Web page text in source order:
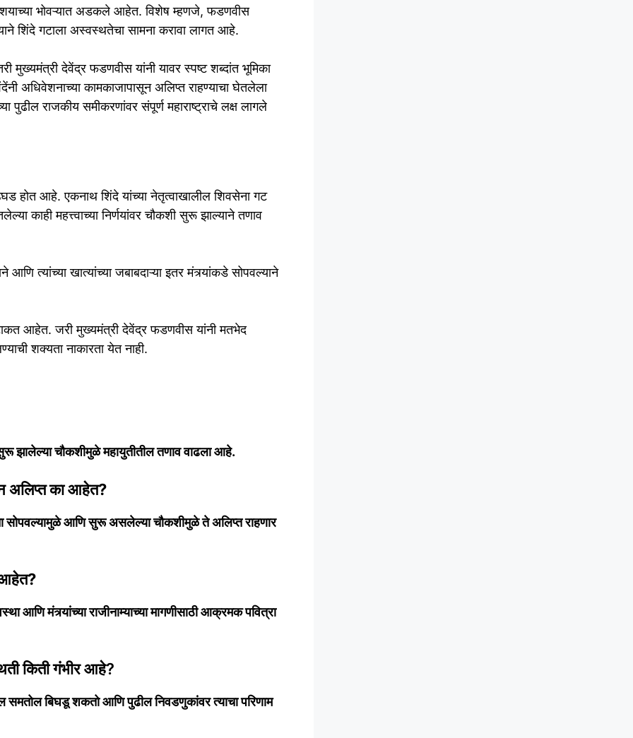
भोवऱ्यात अडकले आहेत. विशेष म्हणजे, फडणवीस
शिंदे गटाला अस्वस्थतेचा सामना करावा लागत आहे.
मुख्यमंत्री देवेंद्र फडणवीस यांनी यावर स्पष्ट शब्दांत भूमिका
अधिवेशनाच्या कामकाजापासून अलिप्त राहण्याचा घेतलेला
पुढील राजकीय समीकरणांवर संपूर्ण महाराष्ट्राचे लक्ष लागले
उघड होत आहे. एकनाथ शिंदे यांच्या नेतृत्वाखालील शिवसेना गट
काही महत्त्वाच्या निर्णयांवर चौकशी सुरू झाल्याने तणाव
त्यांच्या खात्यांच्या जबाबदाऱ्या इतर मंत्र्यांकडे सोपवल्याने
आहेत. जरी मुख्यमंत्री देवेंद्र फडणवीस यांनी मतभेद
शक्यता नाकारता येत नाही.
झालेल्या चौकशीमुळे महायुतीतील तणाव वाढला आहे.
अलिप्त का आहेत?
सोपवल्यामुळे आणि सुरू असलेल्या चौकशीमुळे ते अलिप्त राहणार
आहेत?
आणि मंत्र्यांच्या राजीनाम्याच्या मागणीसाठी आक्रमक पवित्रा
किती गंभीर आहे?
समतोल बिघडू शकतो आणि पुढील निवडणुकांवर त्याचा परिणाम